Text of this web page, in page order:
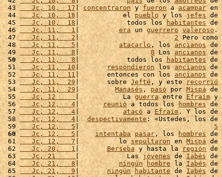
43
   Jc, 10,  17
| concentraron y fueron a acampar en
44
   Jc, 10,  18
|           el pueblo y los jefes de
45
   Jc, 10,  18
|            todos los habitantes de
46
   Jc, 11,   1
| era un guerrero valeroso.
47
   Jc, 11,   2
| 2 Pero como
48
   Jc, 11,   5
| atacarlo , los ancianos de
49
   Jc, 11,   8
| 8 Los ancianos de
50
   Jc, 11,   8
|            todos los habitantes de
51
   Jc, 11,  10
| respondieron los ancianos de
52
   Jc, 11,  11
|       entonces con los ancianos de
53
   Jc, 11,  29
|       sobre Jefté , y este recorrió
54
   Jc, 11,  29
| Manasés, pasó por Mispá de
55
   Jc, 12
|           La guerra entre Efraím y
56
   Jc, 12,   4
| reunió a todos los hombres de
57
   Jc, 12,   4
| atacó a Efraím . Y los de
58
   Jc, 12,   4
| despectivamente: «Ustedes, los de
59
   Jc, 12,   5
| 5
60
   Jc, 12,   5
| intentaba pasar , los hombres de
61
   Jc, 12,   7
|          lo sepultaron en Mispá de
62
   Jc, 20,   1
| Berseba y hasta la región de
63
   Jc, 21
|            Las jóvenes de Iabés de
64
   Jc, 21,   8
| ningún hombre la Iabés de
65
   Jc, 21,   9
| ningún habitante de Iabés de